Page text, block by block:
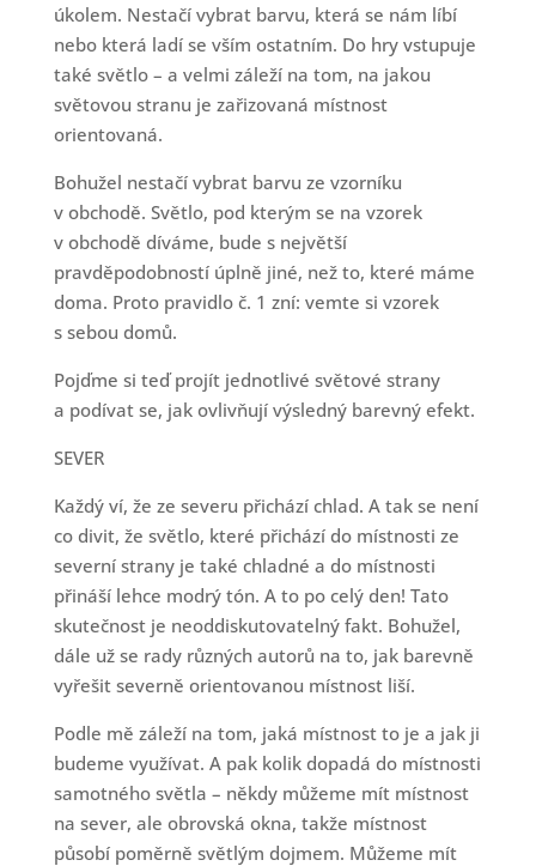
úkolem. Nestačí vybrat barvu, která se nám líbí
nebo která ladí se vším ostatním. Do hry vstupuje
také světlo – a velmi záleží na tom, na jakou
světovou stranu je zařizovaná místnost
orientovaná.
Bohužel nestačí vybrat barvu ze vzorníku
v obchodě. Světlo, pod kterým se na vzorek
v obchodě díváme, bude s největší
pravděpodobností úplně jiné, než to, které máme
doma. Proto pravidlo č. 1 zní: vemte si vzorek
s sebou domů.
Pojďme si teď projít jednotlivé světové strany
a podívat se, jak ovlivňují výsledný barevný efekt.
SEVER
Každý ví, že ze severu přichází chlad. A tak se není
co divit, že světlo, které přichází do místnosti ze
severní strany je také chladné a do místnosti
přináší lehce modrý tón. A to po celý den! Tato
skutečnost je neoddiskutovatelný fakt. Bohužel,
dále už se rady různých autorů na to, jak barevně
vyřešit severně orientovanou místnost liší.
Podle mě záleží na tom, jaká místnost to je a jak ji
budeme využívat. A pak kolik dopadá do místnosti
samotného světla – někdy můžeme mít místnost
na sever, ale obrovská okna, takže místnost
působí poměrně světlým dojmem. Můžeme mít